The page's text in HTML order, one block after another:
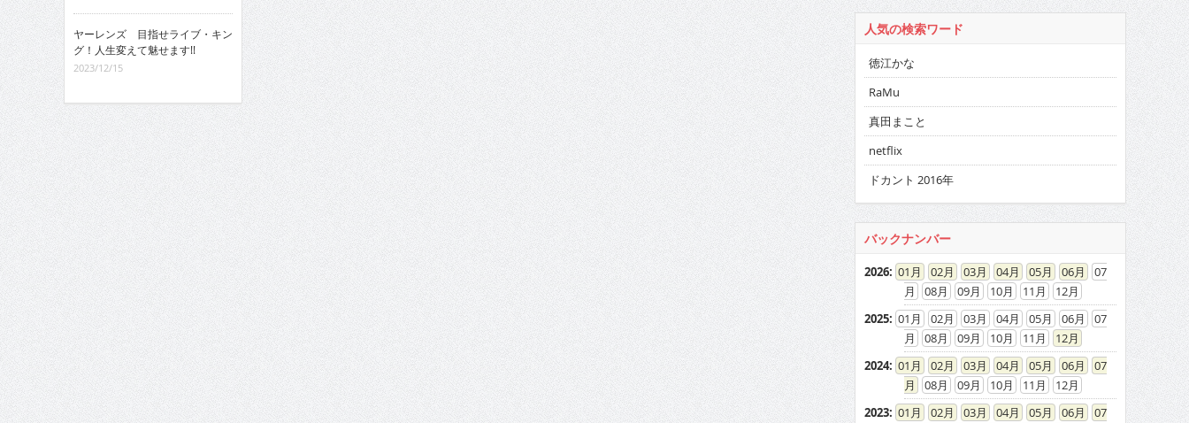
ヤーレンズ 目指せライブ・キン
グ！人生変えて魅せます!!
2023/12/15
人気の検索ワード
徳江かな
RaMu
真田まこと
netflix
ドカント 2016年
バックナンバー
2026: 01 02 03 04 05 06
07
08
09 10 11
12
2025: 01 02 03 04 05 06
07
08
09 10 11
12
2024: 01 02 03 04 05 06
07
08
09 10 11
12
2023: 01 02 03 04 05 06
07